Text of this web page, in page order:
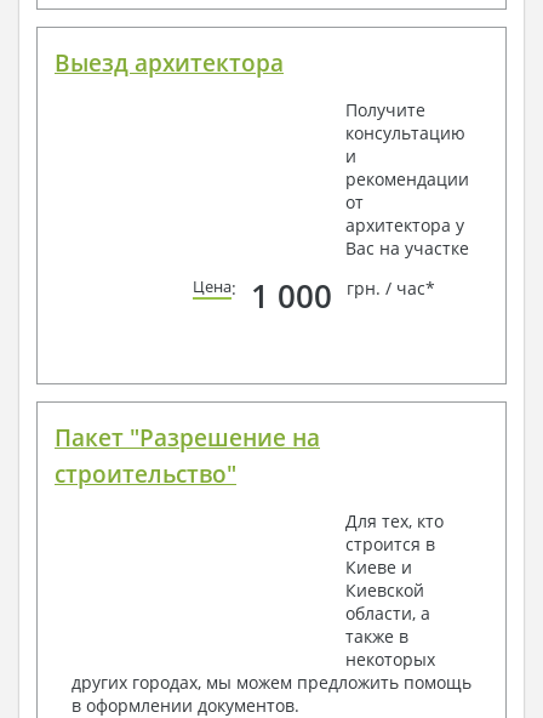
Выезд архитектора
Получите
консультацию
и
рекомендации
от
архитектора у
Вас на участке
Цена: 1 000 грн. / час*
Пакет "Разрешение на
строительство"
Для тех, кто
строится в
Киеве и
Киевской
области, а
также в
некоторых
других городах, мы можем предложить помощь
в оформлении документов.